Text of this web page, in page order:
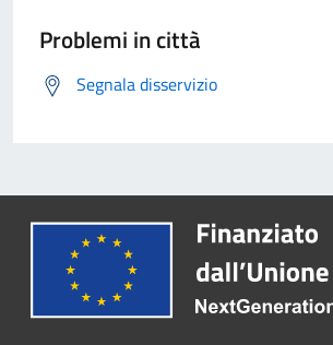
Problemi in città
Segnala disservizio